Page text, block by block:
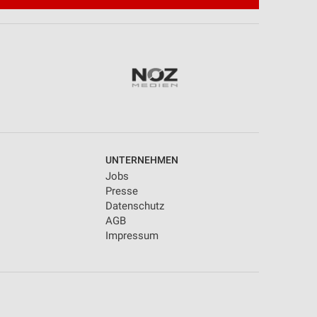
UNTERNEHMEN
Jobs
Presse
Datenschutz
AGB
Impressum